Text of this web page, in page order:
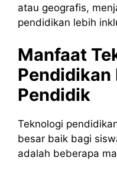
atau geografis,
pendidikan lebih
Manfaat
Pendidikan
Pendidik
Teknologi
besar baik bagi
adalah beberapa